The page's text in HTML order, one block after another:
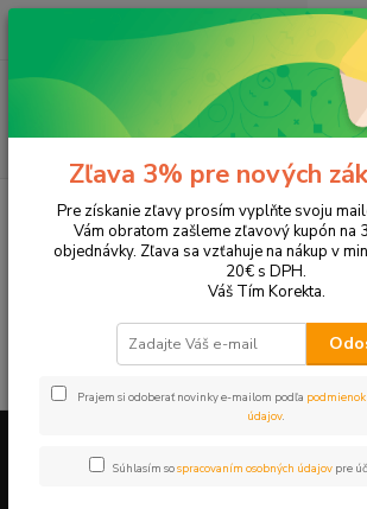
Tonery a náplne do tlačiarní SAMSUNG
SCX-4321
Firemné údaje a informácie
Zľava 3% pre nových
Pre získanie zľavy prosím vyplňte svoju
Vám obratom zašleme zľavový kupón na
objednávky. Zľava sa vzťahuje na nákup v
20€ s DPH.
Váš Tím Korekta.
Prajem si odoberať novinky e-mailom podľa podmienok
údajov.
Súhlasím sospracovaním osobných údajov pre